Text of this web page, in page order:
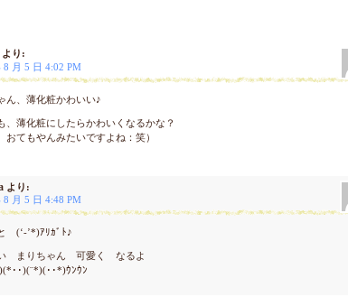
より:
8 月 5 日 4:02 PM
ん、薄化粧かわいい♪
、薄化粧にしたらかわいくなるかな？
おてもやんみたいですよね：笑）
より:
8 月 5 日 4:48 PM
(‘-’*)ｱﾘｶﾞﾄ♪
まりちゃん 可愛く なるよ
･)(¨*)(･･*)ｳﾝｳﾝ